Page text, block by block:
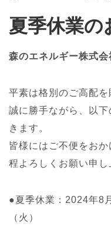
夏季休業の
森のエネルギー株式
平素は格別のご高配を
誠に勝手ながら、以
きます。
皆様にはご不便をお
程よろしくお願い申し
●夏季休業：2024年8
（火）